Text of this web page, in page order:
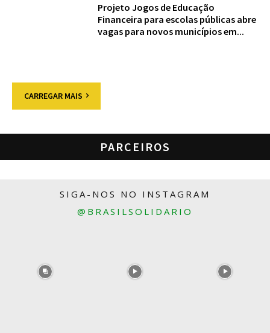
Projeto Jogos de Educação
Financeira para escolas públicas abre
vagas para novos municípios em...
CARREGAR MAIS
PARCEIROS
SIGA-NOS NO INSTAGRAM
@BRASILSOLIDARIO